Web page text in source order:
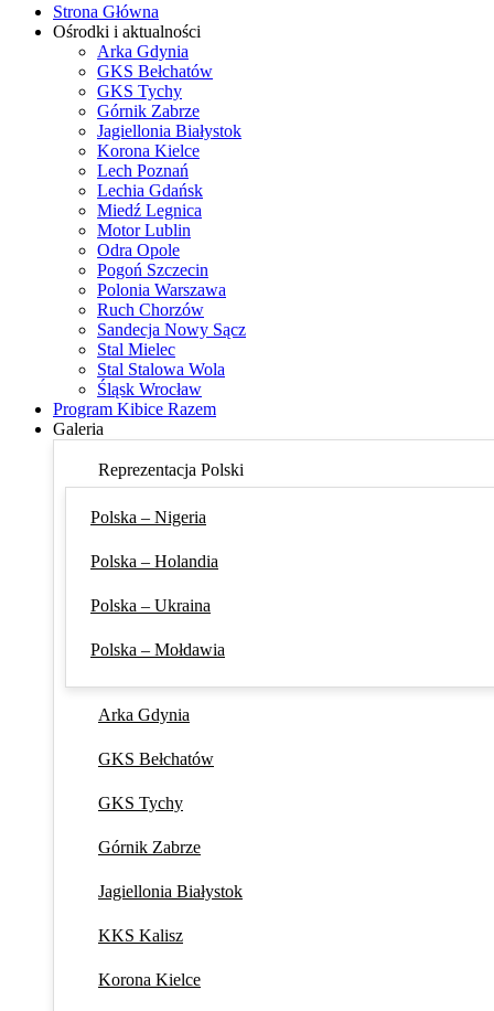
Strona Główna
Ośrodki i aktualności
Arka Gdynia
GKS Bełchatów
GKS Tychy
Górnik Zabrze
Jagiellonia Białystok
Korona Kielce
Lech Poznań
Lechia Gdańsk
Miedź Legnica
Motor Lublin
Odra Opole
Pogoń Szczecin
Polonia Warszawa
Ruch Chorzów
Sandecja Nowy Sącz
Stal Mielec
Stal Stalowa Wola
Śląsk Wrocław
Program Kibice Razem
Galeria
Reprezentacja Polski
Polska – Nigeria
Polska – Holandia
Polska – Ukraina
Polska – Mołdawia
Arka Gdynia
GKS Bełchatów
GKS Tychy
Górnik Zabrze
Jagiellonia Białystok
KKS Kalisz
Korona Kielce